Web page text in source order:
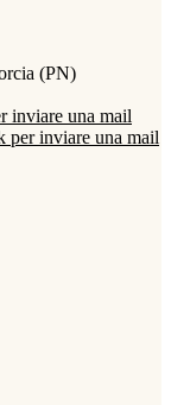
(PN)
inviare una mail
per inviare una mail